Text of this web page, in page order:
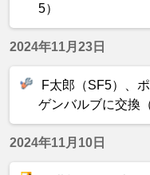
5）
2024年11月23日
F太郎（SF5）、
ゲンバルブに交換
2024年11月10日